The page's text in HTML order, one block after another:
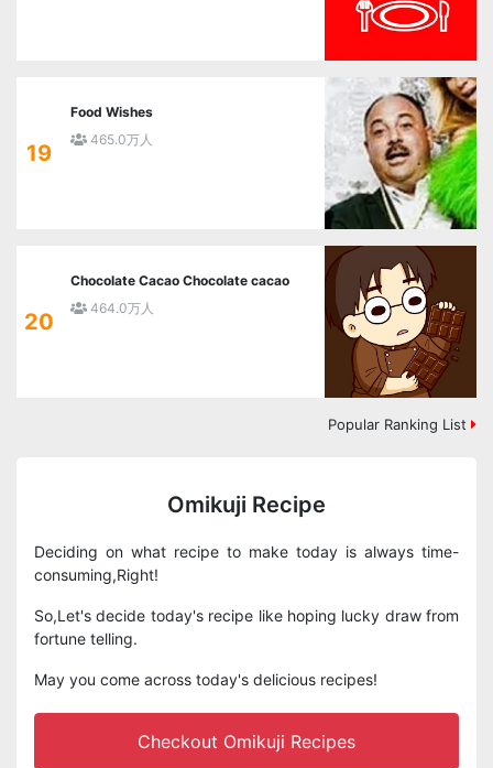
19
Food Wishes
465.0万人
20
Chocolate Cacao Chocolate cacao
464.0万人
Popular Ranking List
Omikuji Recipe
Deciding on what recipe to make today is always time-
consuming,Right!
So,Let's decide today's recipe like hoping lucky draw from
fortune telling.
May you come across today's delicious recipes!
Checkout Omikuji Recipes